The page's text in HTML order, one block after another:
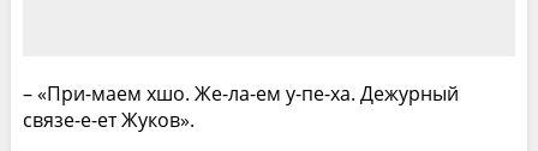
– «При-маем хшо. Же-ла-ем у-пе-ха. Дежурный
связе-е-ет Жуков».